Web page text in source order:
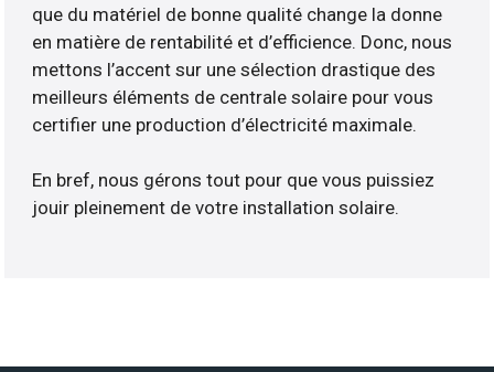
que du matériel de bonne qualité change la donne
en matière de rentabilité et d’efficience. Donc, nous
mettons l’accent sur une sélection drastique des
meilleurs éléments de centrale solaire pour vous
certifier une production d’électricité maximale.
En bref, nous gérons tout pour que vous puissiez
jouir pleinement de votre installation solaire.